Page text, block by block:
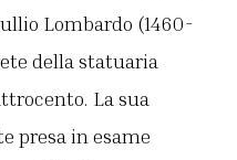
Lombardo (1460-
della statuaria
La sua
presa in esame